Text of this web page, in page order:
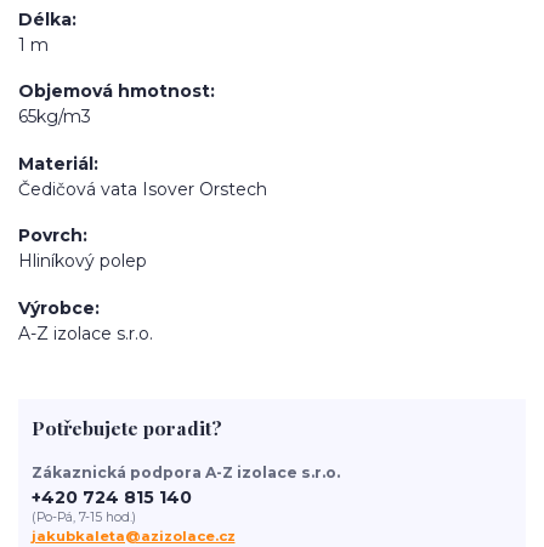
Délka
1 m
Objemová hmotnost
65kg/m3
Materiál
Čedičová vata Isover Orstech
Povrch
Hliníkový polep
Výrobce
A-Z izolace s.r.o.
Potřebujete poradit?
Zákaznická podpora A-Z izolace s.r.o.
+420 724 815 140
(Po-Pá, 7-15 hod.)
jakubkaleta@azizolace.cz